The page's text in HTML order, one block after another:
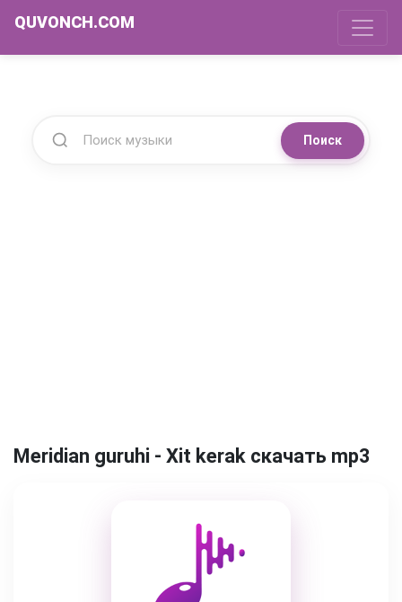
QUVONCH.COM
Поиск
Meridian guruhi - Xit kerak скачать mp3